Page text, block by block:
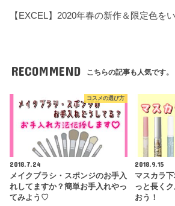
【EXCEL】2020年春の新作＆限定色を
RECOMMEND こちらの記事も人気です。
コスメの選び方
2018.7.24
メイクブラシ・スポンジのお手入
れしてますか？簡単お手入れやっ
てみよう♡
2018.9.15
マスカラ
っと長く
おう！